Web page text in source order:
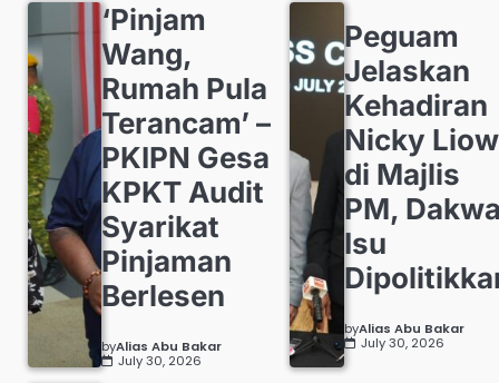
‘Pinjam
Wang,
Rumah Pula
Terancam’ –
PKIPN Gesa
KPKT Audit
Syarikat
Pinjaman
Berlesen
byAlias Abu Bakar
July 30, 2026
Peguam
Jelaskan
Kehadiran
Nicky Liow
di Majlis
PM,
Isu
byAlias Abu Bakar
July 30, 2026